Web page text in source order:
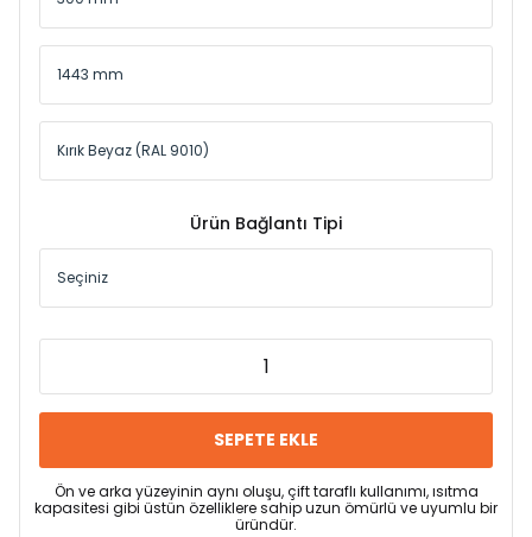
Ürün Bağlantı Tipi
SEPETE EKLE
Ön ve arka yüzeyinin aynı oluşu, çift taraflı kullanımı, ısıtma
kapasitesi gibi üstün özelliklere sahip uzun ömürlü ve uyumlu bir
üründür.